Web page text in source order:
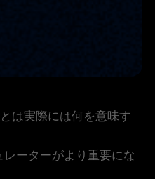
は実際には何を意味す
ーターがより重要にな